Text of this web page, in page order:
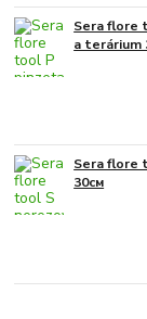
Sera flore
a terárium
Sera flore
30см